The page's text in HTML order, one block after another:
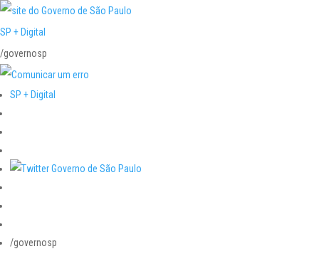
SP + Digital
/governosp
SP + Digital
/governosp